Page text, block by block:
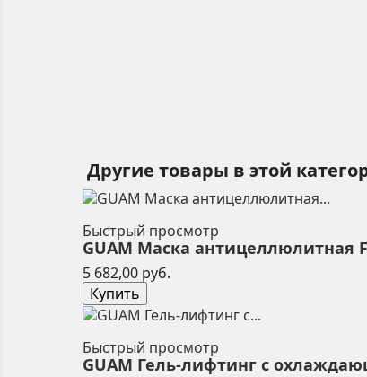
Другие товары в этой
Быстрый просмотр
GUAM Маска антицеллюлитная
5 682,00 руб.
Купить
Быстрый просмотр
GUAM Гель-лифтинг с